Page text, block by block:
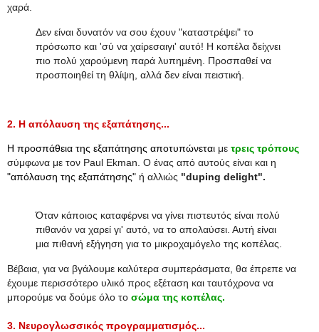
χαρά.
Δεν είναι δυνατόν να σου έχουν "καταστρέψει" το
πρόσωπο και 'σύ να χαίρεσαιγι' αυτό! Η κοπέλα δείχνει
πιο πολύ χαρούμενη παρά λυπημένη. Προσπαθεί να
προσποιηθεί τη θλίψη, αλλά δεν είναι πειστική.
2. Η απόλαυση της εξαπάτησης...
Η προσπάθεια της εξαπάτησης αποτυπώνεται με τρεις τρόπους
σύμφωνα με τον Paul Ekman. Ο ένας από αυτούς είναι και η
"απόλαυση της εξαπάτησης" ή αλλιώς "duping delight".
Όταν κάποιος καταφέρνει να γίνει πιστευτός είναι πολύ
πιθανόν να χαρεί γι' αυτό, να το απολαύσει. Αυτή είναι
μια πιθανή εξήγηση για το μικροχαμόγελο της κοπέλας.
Βέβαια, για να βγάλουμε καλύτερα συμπεράσματα, θα έπρεπε να
έχουμε περισσότερο υλικό προς εξέταση και ταυτόχρονα να
μπορούμε να δούμε όλο το σώμα της κοπέλας.
3. Νευρογλωσσικός προγραμματισμός...